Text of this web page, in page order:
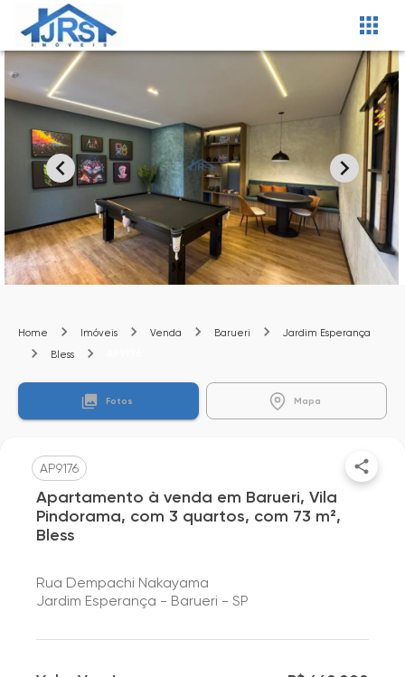
Home Imóveis Venda Barueri
Jardim Esperança
Bless
Fotos Mapa
AP9176
Apartamento à venda em Barueri, Vila
Pindorama, com 3 quartos, com 73 m²,
Bless
Rua Dempachi Nakayama
Jardim Esperança - Barueri - SP